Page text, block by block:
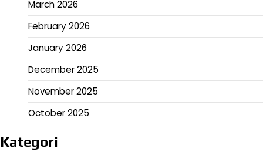
March 2026
February 2026
January 2026
December 2025
November 2025
October 2025
Kategori